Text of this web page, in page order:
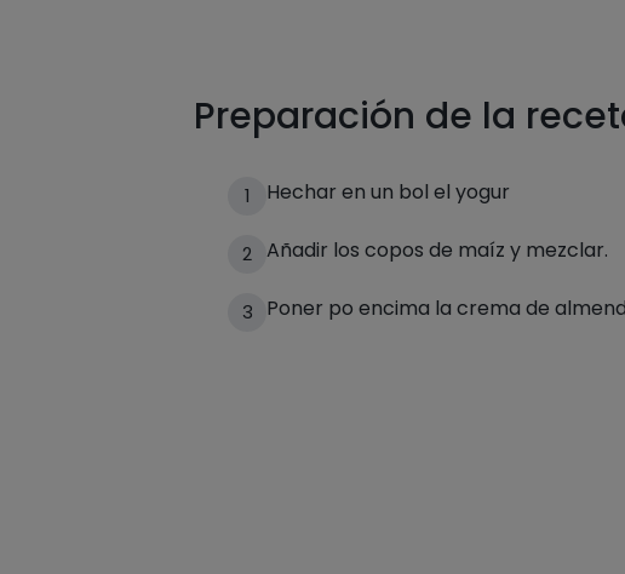
Preparación de la
1 Hechar en un bol el yogur
2 Añadir los copos de maíz y mezclar.
3 Poner po encima la crema de